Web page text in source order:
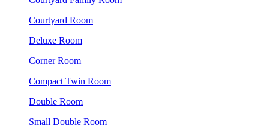
Courtyard Room
Deluxe Room
Corner Room
Compact Twin Room
Double Room
Small Double Room